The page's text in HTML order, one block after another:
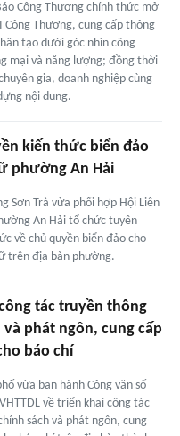
Công Thương chính thức mở
Công Thương, cung cấp thông
tạo dưới góc nhìn công
mại và năng lượng; đồng thời
gia, doanh nghiệp cùng
nội dung.
kiến thức biển đảo
phường An Hải
Sơn Trà vừa phối hợp Hội Liên
An Hải tổ chức tuyên
về chủ quyền biển đảo cho
trên địa bàn phường.
tác truyền thông
và phát ngôn, cung cấp
báo chí
vừa ban hành Công văn số
về triển khai công tác
sách và phát ngôn, cung